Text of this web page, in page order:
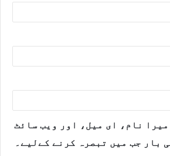
نام، ای میل، اور ویب سائٹ
بار جب میں تبصرہ کرنے کےلیے۔